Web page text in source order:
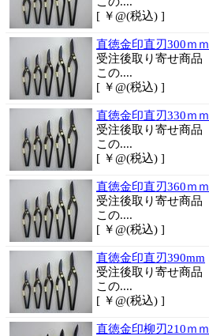
[ ￥@(税込) ]
直徳金印直刃300ｍｍ
受注後取り寄せ商品
この....
[ ￥@(税込) ]
直徳金印直刃330ｍｍ
受注後取り寄せ商品
この....
[ ￥@(税込) ]
直徳金印直刃360ｍｍ
受注後取り寄せ商品
この....
[ ￥@(税込) ]
直徳金印直刃390mm
受注後取り寄せ商品
この....
[ ￥@(税込) ]
直徳金印柳刃210ｍｍ